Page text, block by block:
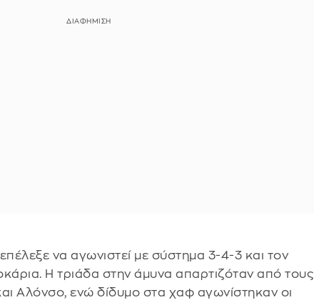
να αγωνιστεί με σύστημα 3-4-3 και τον
Η τριάδα στην άμυνα απαρτιζόταν από τους
Αλόνσο, ενώ δίδυμο στα χαφ αγωνίστηκαν οι